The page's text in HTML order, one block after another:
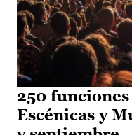
250
Escénicas y